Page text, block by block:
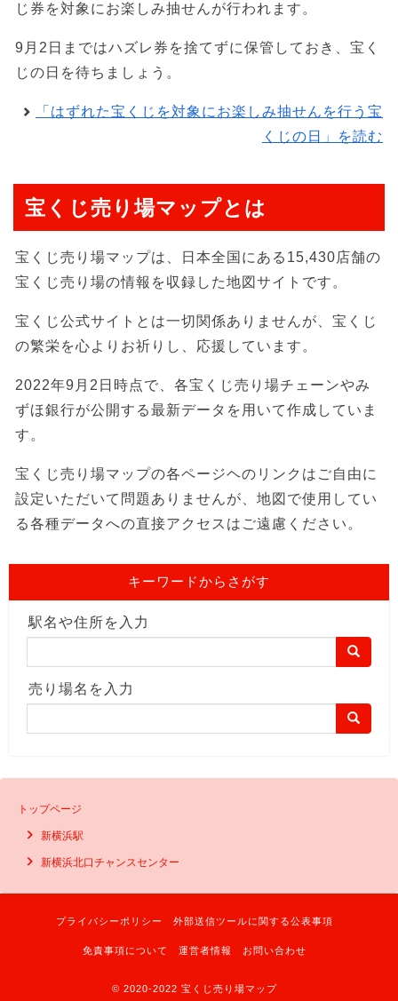
じ券を対象にお楽しみ抽せんが行われます。
9月2日まではハズレ券を捨てずに保管しておき、宝く
じの日を待ちましょう。
「はずれた宝くじを対象にお楽しみ抽せんを行う宝
くじの日」を読む
宝くじ売り場マップとは
宝くじ売り場マップは、日本全国にある15,430店舗の
宝くじ売り場の情報を収録した地図サイトです。
宝くじ公式サイトとは一切関係ありませんが、宝くじ
の繁栄を心よりお祈りし、応援しています。
2022年9月2日時点で、各宝くじ売り場チェーンやみ
ずほ銀行が公開する最新データを用いて作成していま
す。
宝くじ売り場マップの各ページヘのリンクはご自由に
設定いただいて問題ありませんが、地図で使用してい
る各種データへの直接アクセスはご遠慮ください。
キーワードからさがす
駅名や住所を入力
売り場名を入力
トップページ
新横浜駅
新横浜北口チャンスセンター
プライバシーポリシー 外部送信ツールに関する公表事項
免責事項について 運営者情報 お問い合わせ
© 2020-2022 宝くじ売り場マップ